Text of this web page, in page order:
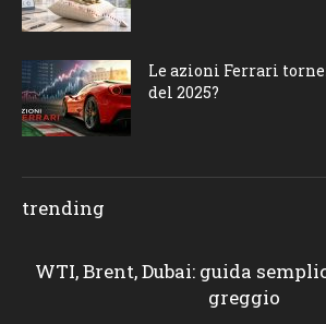
Le azioni Ferrari
del 2025?
trending
WTI, Brent, Dubai: guida
greggio